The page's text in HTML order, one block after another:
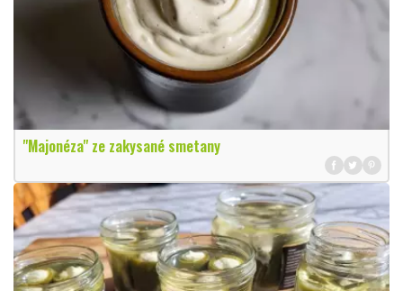
"Majonéza" ze zakysané smetany